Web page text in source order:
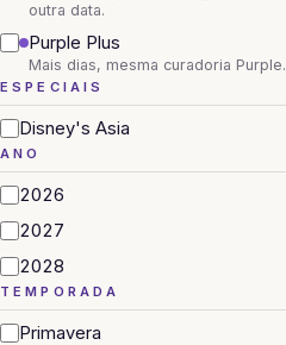
outra data.
Purple Plus
Mais dias, mesma curadoria Purple.
ESPECIAIS
Disney's Asia
ANO
2026
2027
2028
TEMPORADA
Primavera